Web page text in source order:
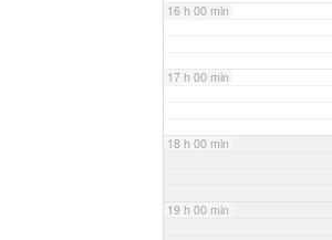
16 h 00 min
17 h 00 min
18 h 00 min
19 h 00 min